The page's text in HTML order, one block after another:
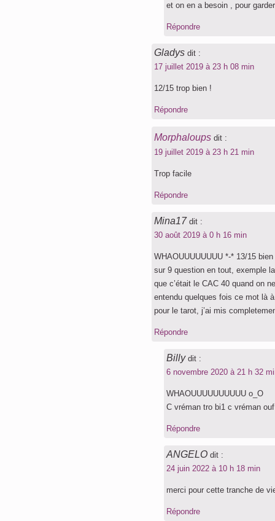
et on en a besoin , pour
Répondre
Gladys dit :
17 juillet 2019 à 23 h 08 min
12/15 trop bien !
Répondre
Morphaloups dit :
19 juillet 2019 à 23 h 21 min
Trop facile
Répondre
Mina17 dit :
30 août 2019 à 0 h 16 min
WHAOUUUUUUUU *-* 13/15
sur 9 question en tout, exemple
que c’était le CAC 40 quand on
entendu quelques fois ce mot là
pour le tarot, j’ai mis
Répondre
Billy dit :
6 novembre 2020 à 21 h 32
WHAOUUUUUUUUUU o_O
C vréman tro bi1 c vréman
Répondre
ANGELO dit :
24 juin 2022 à 10 h 18 min
merci pour cette tranche de
Répondre